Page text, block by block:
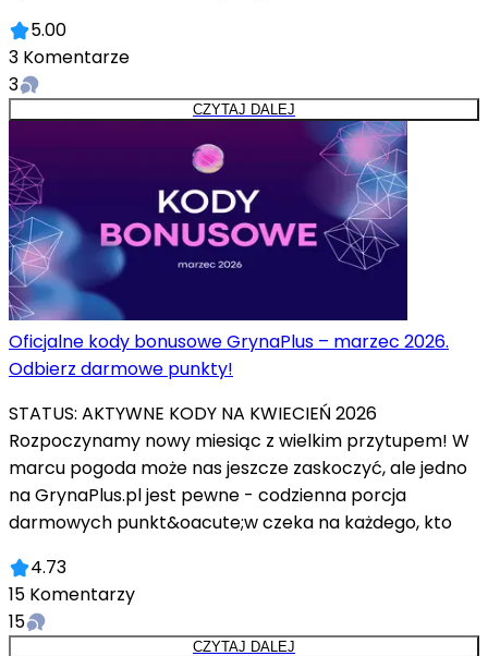
5.00
3 Komentarze
3
CZYTAJ DALEJ
Oficjalne kody bonusowe GrynaPlus – marzec 2026.
Odbierz darmowe punkty!
STATUS: AKTYWNE KODY NA KWIECIEŃ 2026
Rozpoczynamy nowy miesiąc z wielkim przytupem! W
marcu pogoda może nas jeszcze zaskoczyć, ale jedno
na GrynaPlus.pl jest pewne - codzienna porcja
darmowych punkt&oacute;w czeka na każdego, kto
4.73
15 Komentarzy
15
CZYTAJ DALEJ